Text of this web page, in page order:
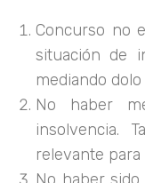
Concurso no
situación de
mediando
No haber
insolvencia.
relevante